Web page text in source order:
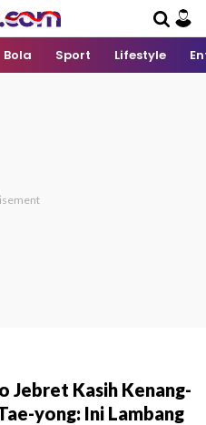
Bola Sport Lifestyle
Jebret Kasih Kenang-
yong: Ini Lambang